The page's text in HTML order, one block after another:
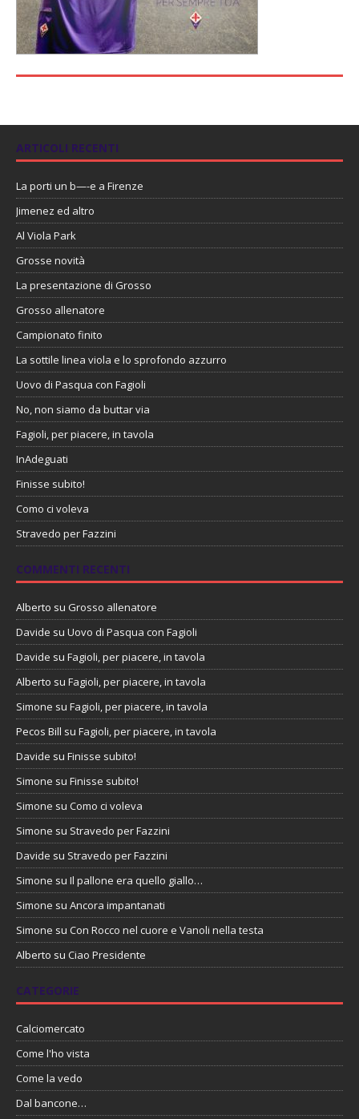
ARTICOLI RECENTI
La porti un b—-e a Firenze
Jimenez ed altro
Al Viola Park
Grosse novità
La presentazione di Grosso
Grosso allenatore
Campionato finito
La sottile linea viola e lo sprofondo azzurro
Uovo di Pasqua con Fagioli
No, non siamo da buttar via
Fagioli, per piacere, in tavola
InAdeguati
Finisse subito!
Como ci voleva
Stravedo per Fazzini
COMMENTI RECENTI
Alberto su Grosso allenatore
Davide su Uovo di Pasqua con Fagioli
Davide su Fagioli, per piacere, in tavola
Alberto su Fagioli, per piacere, in tavola
Simone su Fagioli, per piacere, in tavola
Pecos Bill su Fagioli, per piacere, in tavola
Davide su Finisse subito!
Simone su Finisse subito!
Simone su Como ci voleva
Simone su Stravedo per Fazzini
Davide su Stravedo per Fazzini
Simone su Il pallone era quello giallo…
Simone su Ancora impantanati
Simone su Con Rocco nel cuore e Vanoli nella testa
Alberto su Ciao Presidente
CATEGORIE
Calciomercato
Come l'ho vista
Come la vedo
Dal bancone…